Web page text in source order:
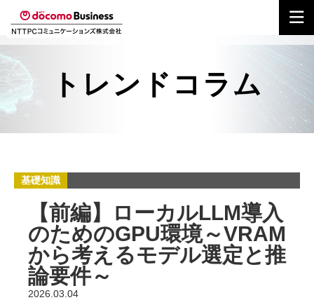
トレンドコラム
基礎知識
【前編】ローカルLLM導入
のためのGPU環境～VRAM
から考えるモデル選定と推
論要件～
2026.03.04